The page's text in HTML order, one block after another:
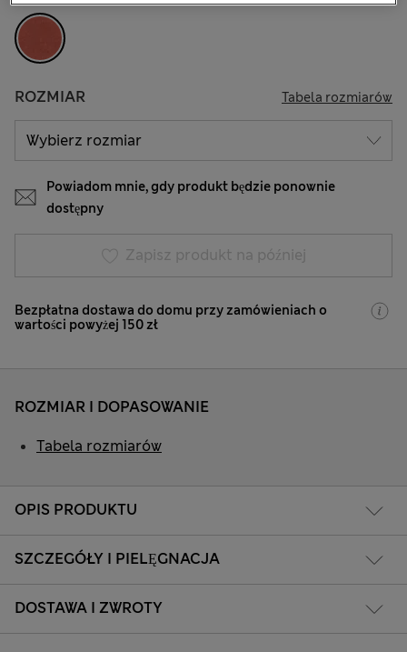
ROZMIAR Tabela rozmiarów
Powiadom mnie, gdy produkt będzie ponownie
dostępny
Zapisz produkt na później
Bezpłatna dostawa do domu przy zamówieniach o
wartości powyżej 150 zł
OPIS PRODUKTU
SZCZEGÓŁY I PIELĘGNACJA
DOSTAWA I ZWROTY
ROZMIAR I DOPASOWANIE
Tabela rozmiarów